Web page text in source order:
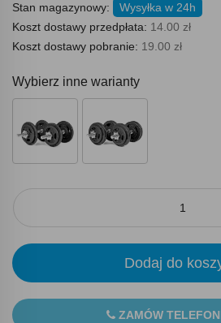
Stan magazynowy:
Wysyłka w 24h
Koszt dostawy przedpłata: 14.00 zł
Koszt dostawy pobranie: 19.00 zł
Wybierz inne warianty
Dodaj do
ZAMÓW